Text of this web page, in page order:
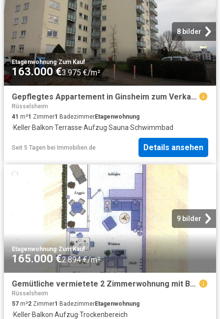
8 bilder
Etagenwohnung·Zum Kauf
163.000 €3.975 €/m²
Gepflegtes Appartement in Ginsheim zum Verkauf
Rüsselsheim
41 m²1 Zimmer1 BadezimmerEtagenwohnung
·Keller·Balkon·Terrasse·Aufzug·Sauna·Schwimmbad
Seit 5 Tagen bei Immobilien.de Details ansehen
9 bilder
Etagenwohnung·Zum Kauf
165.000 €2.894 €/m²
Gemütliche vermietete 2 Zimmerwohnung mit Balkon in Ginsheim zum Verkauf
Rüsselsheim
57 m²2 Zimmer1 BadezimmerEtagenwohnung
·Keller·Balkon·Aufzug·Trockenbereich